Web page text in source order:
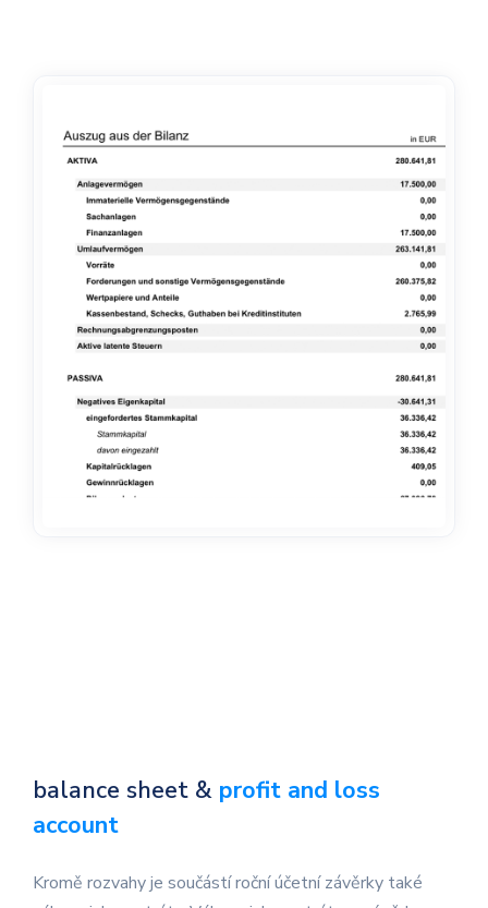
balance sheet & profit and loss
account
Kromě rozvahy je součástí roční účetní závěrky také